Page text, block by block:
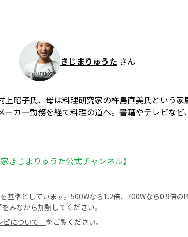
きじまりゅうた さん
昭子氏、母は料理研究家の杵島直美氏という
ーカー勤務を経て料理の道へ。書籍やテレビなど
きじまりゅうた公式チャンネル】
基準としています。500Wなら1.2倍、700Wなら0.9倍の
みながら加熱してください。
ピについて」 をご覧ください。